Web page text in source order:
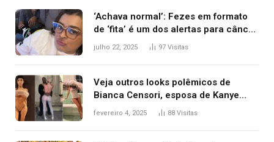
‘Achava normal’: Fezes em formato
de ‘fita’ é um dos alertas para câncer
colorretal; relembre fala de Preta Gil
julho 22, 2025 97 Visitas
Veja outros looks polêmicos de
Bianca Censori, esposa de Kanye
West que apareceu nua no Grammy
fevereiro 4, 2025 88 Visitas